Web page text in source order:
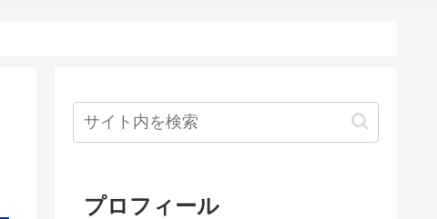
プロフィール